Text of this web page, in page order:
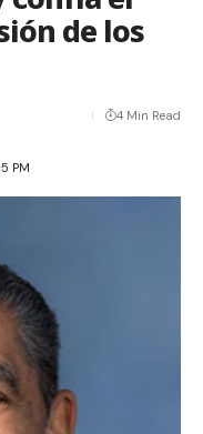
de los
PM
4 Min Read